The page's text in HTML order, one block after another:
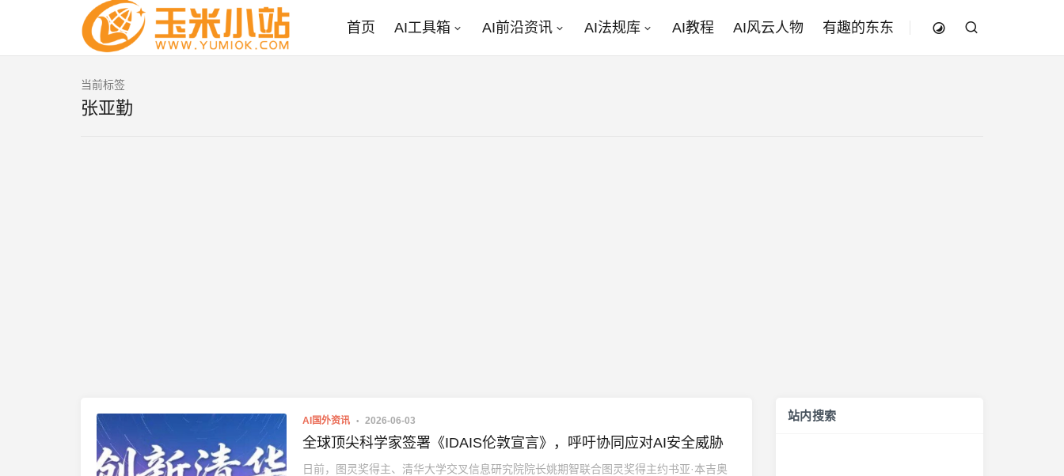
首页 AI工具箱 AI前沿资讯 AI法规库 AI教程 AI风云人物 有趣的东东
当前标签
张亚勤
AI国外资讯 2026-06-03
全球顶尖科学家签署《IDAIS伦敦宣言》，呼吁协同应对AI安全威胁
日前，图灵奖得主、清华大学交叉信息研究院院长姚期智联合图灵奖得主约书亚·本吉奥
站内搜索